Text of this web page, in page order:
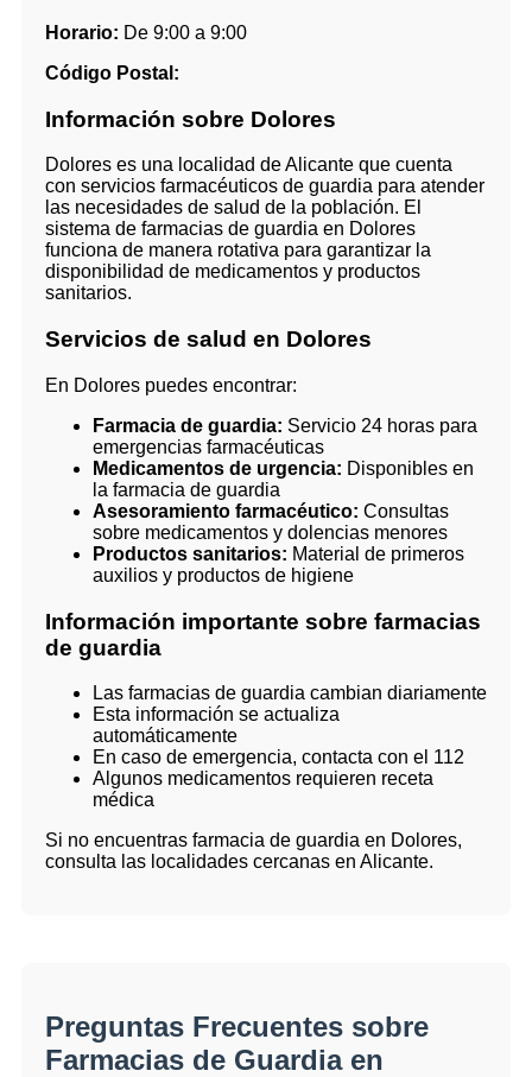
Horario: De 9:00 a 9:00
Código Postal:
Información sobre Dolores
Dolores es una localidad de Alicante que cuenta
con servicios farmacéuticos de guardia para atender
las necesidades de salud de la población. El
sistema de farmacias de guardia en Dolores
funciona de manera rotativa para garantizar la
disponibilidad de medicamentos y productos
sanitarios.
Servicios de salud en Dolores
En Dolores puedes encontrar:
Farmacia de guardia: Servicio 24 horas para
emergencias farmacéuticas
Medicamentos de urgencia: Disponibles en
la farmacia de guardia
Asesoramiento farmacéutico: Consultas
sobre medicamentos y dolencias menores
Productos sanitarios: Material de primeros
auxilios y productos de higiene
Información importante sobre farmacias
de guardia
Las farmacias de guardia cambian diariamente
Esta información se actualiza
automáticamente
En caso de emergencia, contacta con el 112
Algunos medicamentos requieren receta
médica
Si no encuentras farmacia de guardia en Dolores,
consulta las localidades cercanas en Alicante.
Preguntas Frecuentes sobre
Farmacias de Guardia en